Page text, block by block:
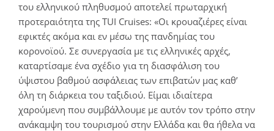
του ελληνικού πληθυσμού αποτελεί πρωταρχική
προτεραιότητα της TUI Cruises: «Οι κρουαζιέρες είναι
εφικτές ακόμα και εν μέσω της πανδημίας του
κορονοϊού. Σε συνεργασία με τις ελληνικές αρχές,
καταρτίσαμε ένα σχέδιο για τη διασφάλιση του
ύψιστου βαθμού ασφάλειας των επιβατών μας καθ’
όλη τη διάρκεια του ταξιδιού. Είμαι ιδιαίτερα
χαρούμενη που συμβάλλουμε με αυτόν τον τρόπο στην
ανάκαμψη του τουρισμού στην Ελλάδα και θα ήθελα να